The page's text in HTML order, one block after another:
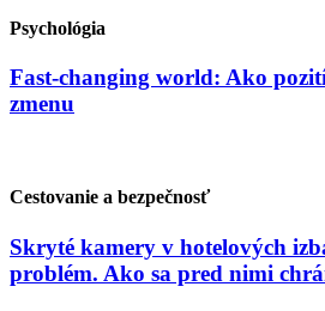
Psychológia
Fast-changing world: Ako
zmenu
Cestovanie a bezpečnosť
Skryté kamery v hotelových
problém. Ako sa pred nimi